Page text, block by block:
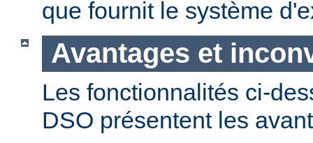
que fournit le système
Avantages et
Les fonctionnalités ci-
DSO présentent les